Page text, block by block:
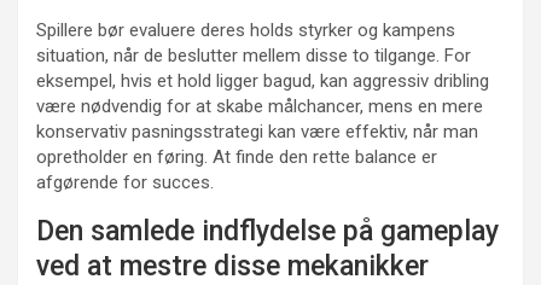
Spillere bør evaluere deres holds styrker og kampens
situation, når de beslutter mellem disse to tilgange. For
eksempel, hvis et hold ligger bagud, kan aggressiv dribling
være nødvendig for at skabe målchancer, mens en mere
konservativ pasningsstrategi kan være effektiv, når man
opretholder en føring. At finde den rette balance er
afgørende for succes.
Den samlede indflydelse på gameplay
ved at mestre disse mekanikker